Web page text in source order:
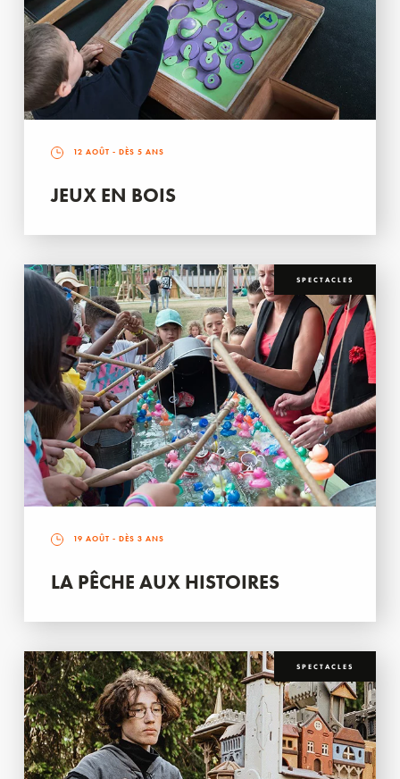
12 AOÛT - DÈS 5 ANS
JEUX EN BOIS
SPECTACLES
19 AOÛT - DÈS 3 ANS
LA PÊCHE AUX HISTOIRES
SPECTACLES